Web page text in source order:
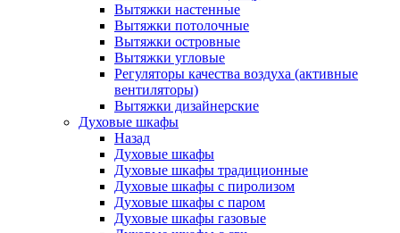
Вытяжки настенные
Вытяжки потолочные
Вытяжки островные
Вытяжки угловые
Регуляторы качества воздуха (активные
вентиляторы)
Вытяжки дизайнерские
Духовые шкафы
Назад
Духовые шкафы
Духовые шкафы традиционные
Духовые шкафы с пиролизом
Духовые шкафы с паром
Духовые шкафы газовые